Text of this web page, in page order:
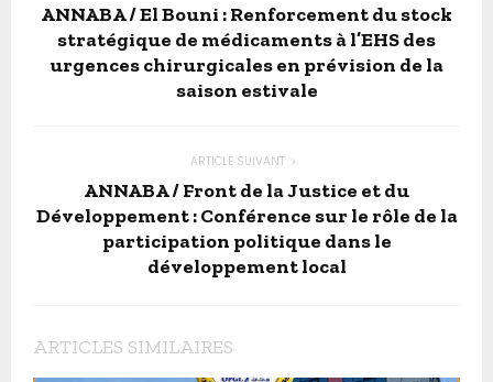
ANNABA / El Bouni : Renforcement du stock
stratégique de médicaments à l’EHS des
urgences chirurgicales en prévision de la
saison estivale
ARTICLE SUIVANT
ANNABA / Front de la Justice et du
Développement : Conférence sur le rôle de la
participation politique dans le
développement local
ARTICLES SIMILAIRES